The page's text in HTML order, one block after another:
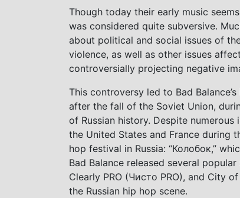
Though today their early music
was considered quite subversive.
about political and social issues of
violence, as well as other issues
controversially projecting negative
This controversy led to Bad
after the fall of the Soviet Union,
of Russian history. Despite
the United States and France during
hop festival in Russia: “Колобок,”
Bad Balance released several
Clearly PRO (Чисто PRO), and City
the Russian hip hop scene.